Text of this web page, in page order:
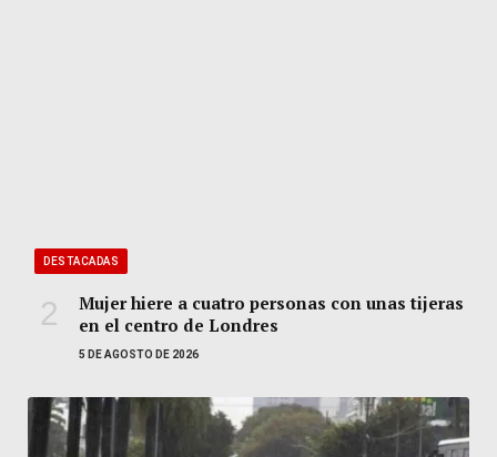
DESTACADAS
Mujer hiere a cuatro personas con unas tijeras
en el centro de Londres
5 DE AGOSTO DE 2026